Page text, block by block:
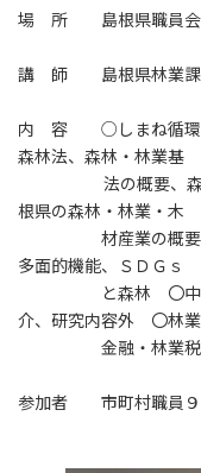
場 所 島根県職員会
講 師 島根県林業課
内 容 ○しまね循環
森林法、森林・林業基
法の概要、森林
根県の森林・林業・木
材産業の概要、関
多面的機能、ＳＤＧｓ
と森林 〇中山間
介、研究内容外 〇林業
金融・林業税制
参加者 市町村職員９